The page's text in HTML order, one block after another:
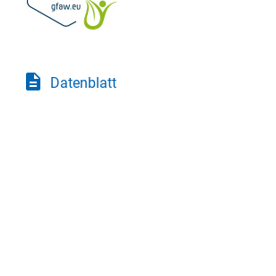
description Datenblatt